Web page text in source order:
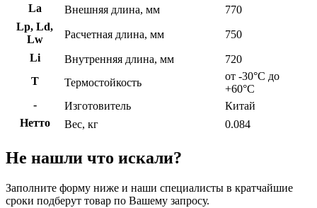
La
Внешняя длина, мм
770
Lp, Ld,
Lw
Расчетная длина, мм
750
Li
Внутренняя длина, мм
720
Т
Термостойкость
от -30°C до
+60°C
-
Изготовитель
Китай
Нетто
Вес, кг 0.084
Не нашли что искали?
Заполните форму ниже и наши специалисты в кратчайшие
сроки подберут товар по Вашему запросу.